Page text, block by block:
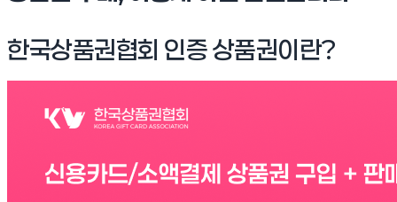
한국상품권협회 인증 상품권이란?